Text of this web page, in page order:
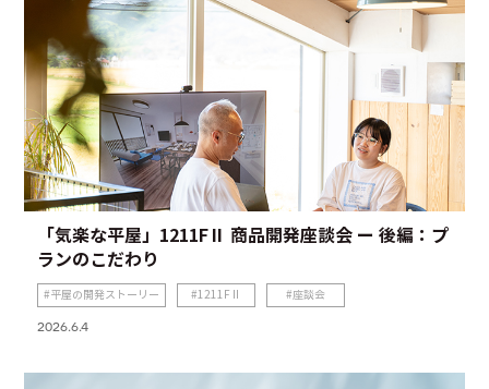
「気楽な平屋」1211FⅡ 商品開発座談会 ー 後編：プ
ランのこだわり
平屋の開発ストーリー 1211FⅡ 座談会
2026.6.4